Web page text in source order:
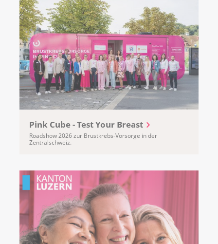
Pink Cube - Test Your Breast
Roadshow 2026 zur Brustkrebs-Vorsorge in der
Zentralschweiz.